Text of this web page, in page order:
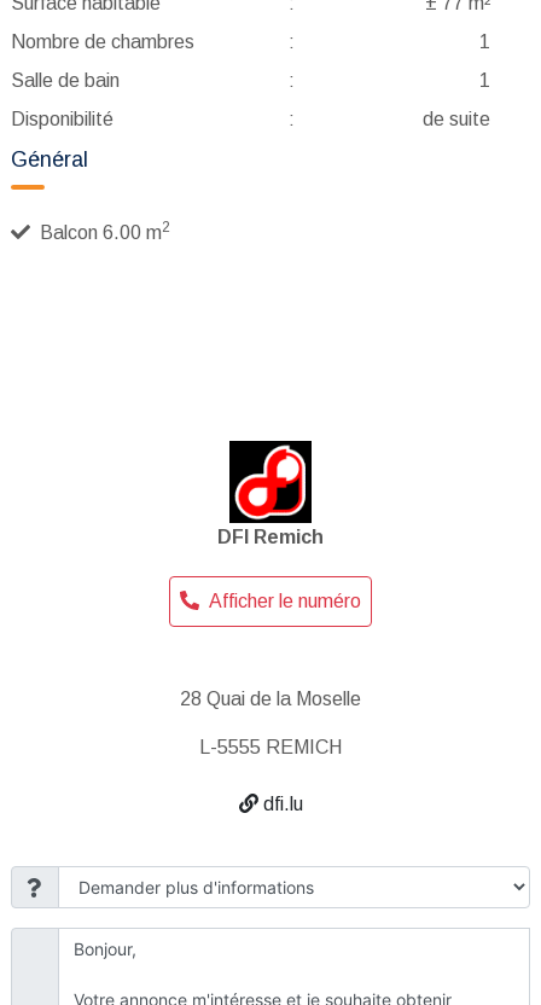
Nombre de chambres
:
1
Salle de bain
:
1
Disponibilité
: de suite
Général
Balcon 6.00 m2
DFI Remich
Afficher le numéro
28 Quai de la Moselle
L-5555 REMICH
dfi.lu